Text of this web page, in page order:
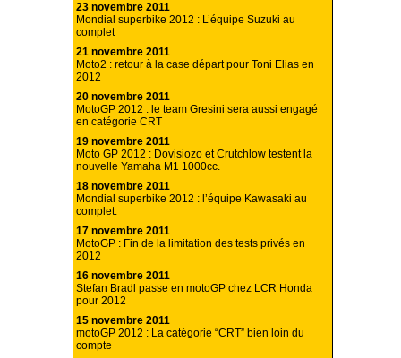
23 novembre 2011
Mondial superbike 2012 : L’équipe Suzuki au
complet
21 novembre 2011
Moto2 : retour à la case départ pour Toni Elias en
2012
20 novembre 2011
MotoGP 2012 : le team Gresini sera aussi engagé
en catégorie CRT
19 novembre 2011
Moto GP 2012 : Dovisiozo et Crutchlow testent la
nouvelle Yamaha M1 1000cc.
18 novembre 2011
Mondial superbike 2012 : l’équipe Kawasaki au
complet.
17 novembre 2011
MotoGP : Fin de la limitation des tests privés en
2012
16 novembre 2011
Stefan Bradl passe en motoGP chez LCR Honda
pour 2012
15 novembre 2011
motoGP 2012 : La catégorie “CRT” bien loin du
compte